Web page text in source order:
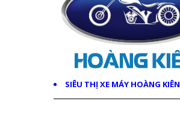
SIÊU THỊ XE MÁY HOÀNG KIÊN